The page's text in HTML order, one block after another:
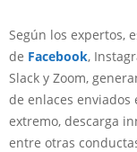
Según los expertos,
de Facebook,
Slack y Zoom,
de enlaces
extremo, descarga
entre otras